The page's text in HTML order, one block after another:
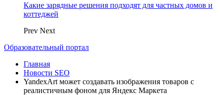
Какие зарядные решения подходят для частных домов и
коттеджей
Prev Next
Образовательный портал
Главная
Новости SEO
YandexArt может создавать изображения товаров с
реалистичным фоном для Яндекс Маркета